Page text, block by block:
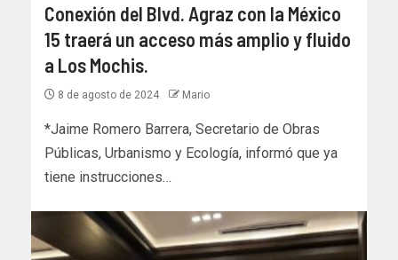
Conexión del Blvd. Agraz con la México
15 traerá un acceso más amplio y fluido
a Los Mochis.
8 de agosto de 2024 Mario
*Jaime Romero Barrera, Secretario de Obras
Públicas, Urbanismo y Ecología, informó que ya
tiene instrucciones…